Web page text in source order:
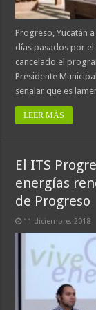
Progreso, Yucatán
días pasados por
cancelado el
Presidente
señalar que es
LEER MÁS
El ITS
energías
de Progreso
11 diciembre, 2018